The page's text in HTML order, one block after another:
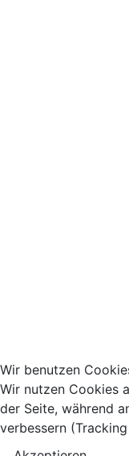
Wir benutzen
Wir nutzen Cookies
der Seite, während
verbessern